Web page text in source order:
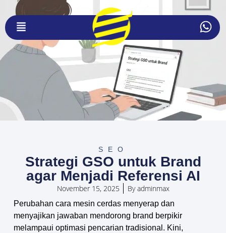
SEO
Strategi GSO untuk Brand
agar Menjadi Referensi AI
November 15, 2025 Byadminmax
Perubahan cara mesin cerdas menyerap dan
menyajikan jawaban mendorong brand berpikir
melampaui optimasi pencarian tradisional. Kini,